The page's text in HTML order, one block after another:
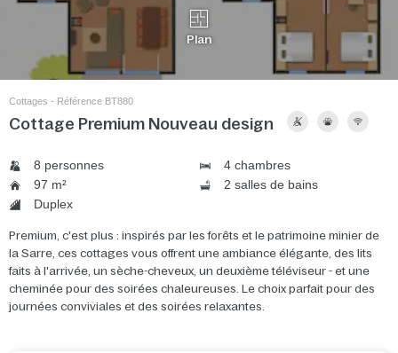
Plan
Cottages - Référence BT880
Cottage Premium Nouveau design
8 personnes
4 chambres
97 m²
2 salles de bains
Duplex
Premium, c'est plus : inspirés par les forêts et le patrimoine minier de
la Sarre, ces cottages vous offrent une ambiance élégante, des lits
faits à l'arrivée, un sèche-cheveux, un deuxième téléviseur - et une
cheminée pour des soirées chaleureuses. Le choix parfait pour des
journées conviviales et des soirées relaxantes.